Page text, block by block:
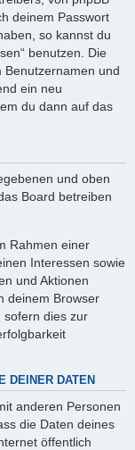
deinem Passwort
so kannst du
benutzen. Die
Benutzernamen und
ein neu
du dann auf das
und oben
Board betreiben
Rahmen einer
Interessen sowie
und Aktionen
deinem Browser
sofern dies zur
DEINER DATEN
anderen Personen
die Daten deines
öffentlich